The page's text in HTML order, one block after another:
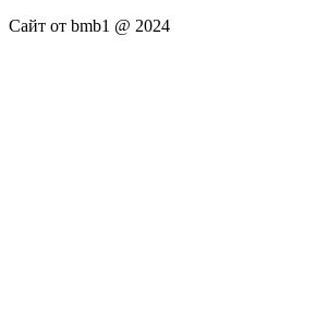
Сайт от bmb1 @ 2024